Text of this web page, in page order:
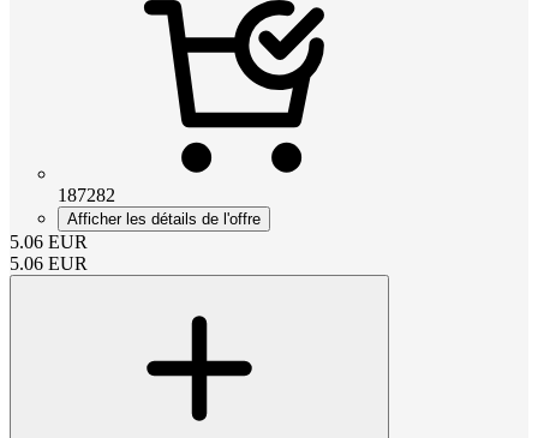
187282
Afficher les détails de l'offre
5.06 EUR
5.06 EUR